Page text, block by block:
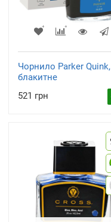
Чорнило Parker Quink,
блакитне
521 грн